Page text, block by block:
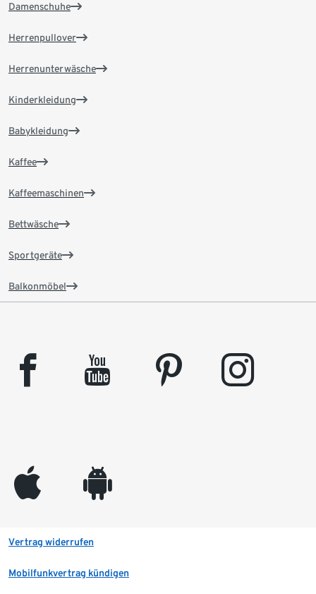
Damenschuhe
Herrenpullover
Herrenunterwäsche
Kinderkleidung
Babykleidung
Kaffee
Kaffeemaschinen
Bettwäsche
Sportgeräte
Balkonmöbel
facebook youtube pinterest instagram
appleinc android
Vertrag widerrufen
Mobilfunkvertrag kündigen